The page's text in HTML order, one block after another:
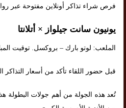
فرص شراء تذاكر أونلاين مفتوحة عبر
يونيون سانت جيلواز × أتلانتا
الملعب: لوتو بارك – بروكسل. توقيت
قبل حضور اللقاء تأكد من أسعار التذاكر
تُعد هذه الجولة من أهم جولات البطولة